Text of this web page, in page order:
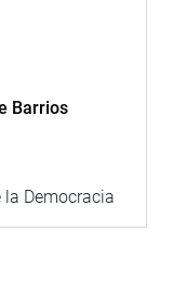
Barrios
la Democracia